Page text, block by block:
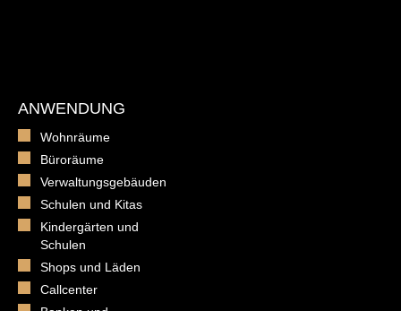
ANWENDUNG
Wohnräume
Büroräume
Verwaltungsgebäuden
Schulen und Kitas
Kindergärten und
Schulen
Shops und Läden
Callcenter